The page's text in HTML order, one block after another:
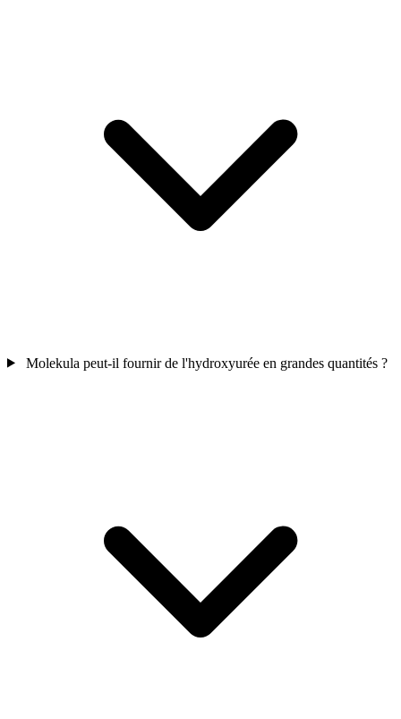
Molekula peut-il fournir de l'hydroxyurée en grandes quantités ?